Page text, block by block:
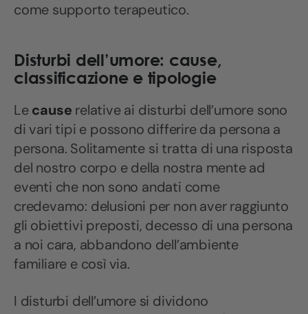
come supporto terapeutico.
Disturbi dell’umore: cause,
classificazione e tipologie
Lecause relative ai disturbi dell’umore sono
di vari tipi e possono differire da persona a
persona. Solitamente si tratta di una risposta
del nostro corpo e della nostra mente ad
eventi che non sono andati come
credevamo: delusioni per non aver raggiunto
gli obiettivi preposti, decesso di una persona
a noi cara, abbandono dell’ambiente
familiare e così via.
I disturbi dell’umore si dividono